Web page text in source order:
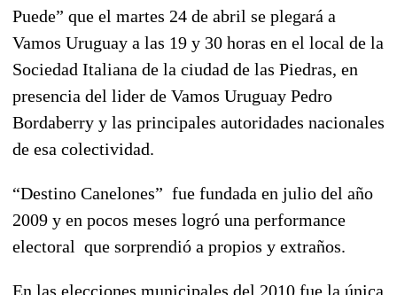
Puede” que el martes 24 de abril se plegará a
Vamos Uruguay a las 19 y 30 horas en el local de la
Sociedad Italiana de la ciudad de las Piedras, en
presencia del lider de Vamos Uruguay Pedro
Bordaberry y las principales autoridades nacionales
de esa colectividad.
“Destino Canelones” fue fundada en julio del año
2009 y en pocos meses logró una performance
electoral que sorprendió a propios y extraños.
En las elecciones municipales del 2010 fue la única